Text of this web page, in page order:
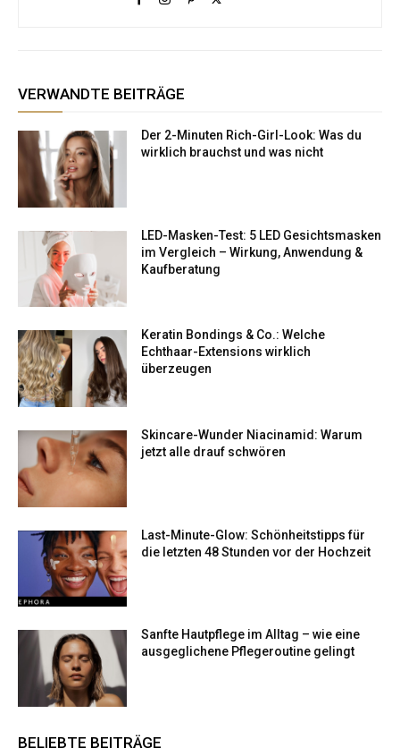
VERWANDTE BEITRÄGE
Der 2-Minuten Rich-Girl-Look: Was du
wirklich brauchst und was nicht
LED-Masken-Test: 5 LED Gesichtsmasken
im Vergleich – Wirkung, Anwendung &
Kaufberatung
Keratin Bondings & Co.: Welche
Echthaar-Extensions wirklich
überzeugen
Skincare-Wunder Niacinamid: Warum
jetzt alle drauf schwören
Last-Minute-Glow: Schönheitstipps für
die letzten 48 Stunden vor der Hochzeit
Sanfte Hautpflege im Alltag – wie eine
ausgeglichene Pflegeroutine gelingt
BELIEBTE BEITRÄGE